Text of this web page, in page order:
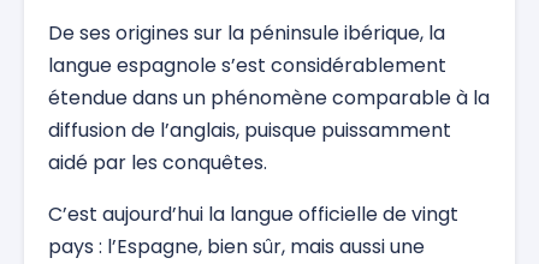
De ses origines sur la péninsule ibérique, la
langue espagnole s’est considérablement
étendue dans un phénomène comparable à la
diffusion de l’anglais, puisque puissamment
aidé par les conquêtes.
C’est aujourd’hui la langue officielle de vingt
pays : l’Espagne, bien sûr, mais aussi une